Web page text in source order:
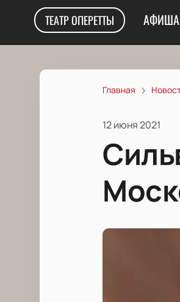
ТЕАТР ОПЕРЕТТЫ АФИША
Главная
12 июня 2021